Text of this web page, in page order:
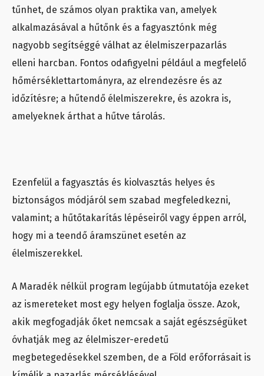
tűnhet, de számos olyan praktika van, amelyek
alkalmazásával a hűtőnk és a fagyasztónk még
nagyobb segítséggé válhat az élelmiszerpazarlás
elleni harcban. Fontos odafigyelni például a megfelelő
hőmérséklettartományra, az elrendezésre és az
időzítésre; a hűtendő élelmiszerekre, és azokra is,
amelyeknek árthat a hűtve tárolás.
Ezenfelül a fagyasztás és kiolvasztás helyes és
biztonságos módjáról sem szabad megfeledkezni,
valamint; a hűtőtakarítás lépéseiről vagy éppen arról,
hogy mi a teendő áramszünet esetén az
élelmiszerekkel.
A Maradék nélkül program legújabb útmutatója ezeket
az ismereteket most egy helyen foglalja össze. Azok,
akik megfogadják őket nemcsak a saját egészségüket
óvhatják meg az élelmiszer-eredetű
megbetegedésekkel szemben, de a Föld erőforrásait is